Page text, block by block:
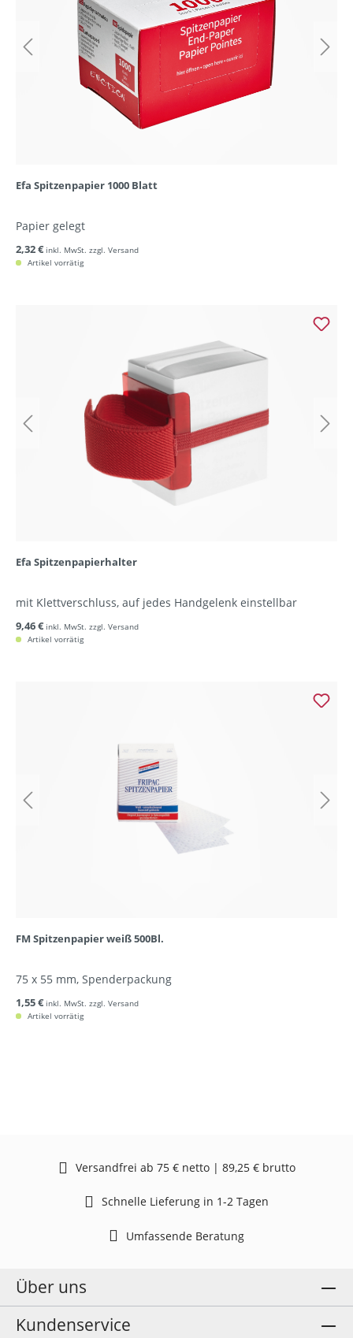
Efa Spitzenpapier 1000 Blatt
Papier gelegt
2,32 € inkl. MwSt. zzgl. Versand
Artikel vorrätig
Efa Spitzenpapierhalter
mit Klettverschluss, auf jedes Handgelenk einstellbar
9,46 € inkl. MwSt. zzgl. Versand
Artikel vorrätig
FM Spitzenpapier weiß 500Bl.
75 x 55 mm, Spenderpackung
1,55 € inkl. MwSt. zzgl. Versand
Artikel vorrätig
Versandfrei ab 75 € netto | 89,25 € brutto
Schnelle Lieferung in 1-2 Tagen
Umfassende Beratung
Über uns
Kundenservice